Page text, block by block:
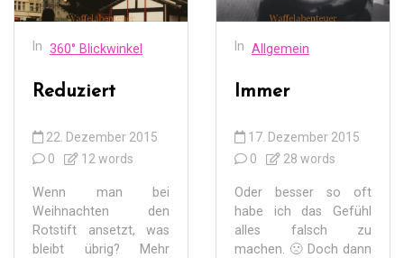
In 360° Blickwinkel
Reduziert
22. Dezember 2015
0
12 words
Wenn man bei
Weihnachten den
Rotstift ansetzt, was
bleibt übrig? Mehr
In Allgemein
Immer
17. Dezember 2015
0
28 words
Oder besser so oft
habe ich das Gefühl
alles falsch zu
machen. 🙁 Doch dann